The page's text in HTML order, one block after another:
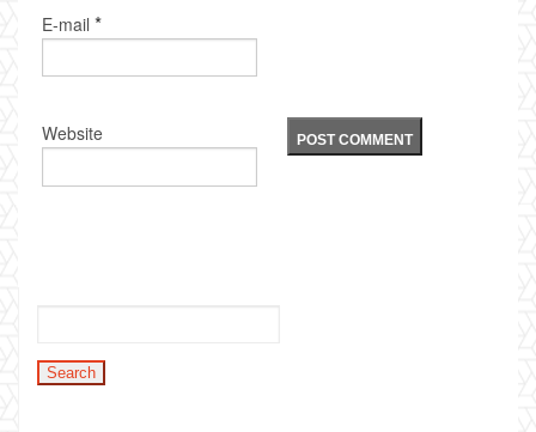
E-mail *
Website